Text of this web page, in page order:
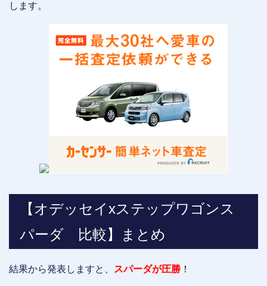
します。
【オデッセイxステップワゴンス
パーダ 比較】まとめ
結果から発表しますと、 スパーダが圧勝 ！